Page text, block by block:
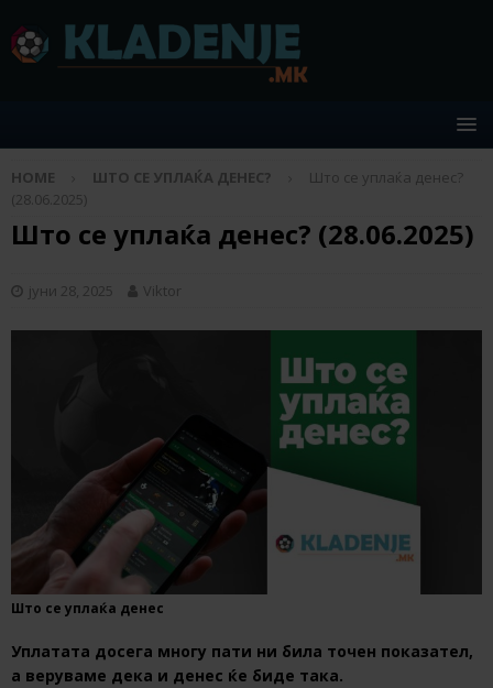
HOME ШТО СЕ УПЛАЌА ДЕНЕС?
Што се уплаќа денес?
(28.06.2025)
Што се уплаќа денес? (28.06.2025)
јуни 28, 2025 Viktor
Што се уплаќа денес
Уплатата досега многу пати ни била точен показател,
а веруваме дека и денес ќе биде така.